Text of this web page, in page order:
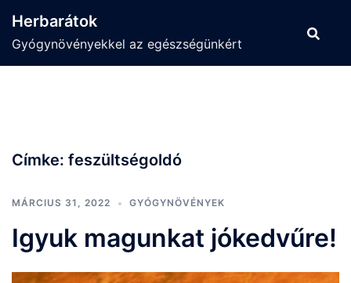
content
Herbarátok
Gyógynövényekkel az egészségünkért
Címke: feszültségoldó
MÁRCIUS 31, 2022 GYÓGYNÖVÉNYEK
Igyuk magunkat jókedvűre!